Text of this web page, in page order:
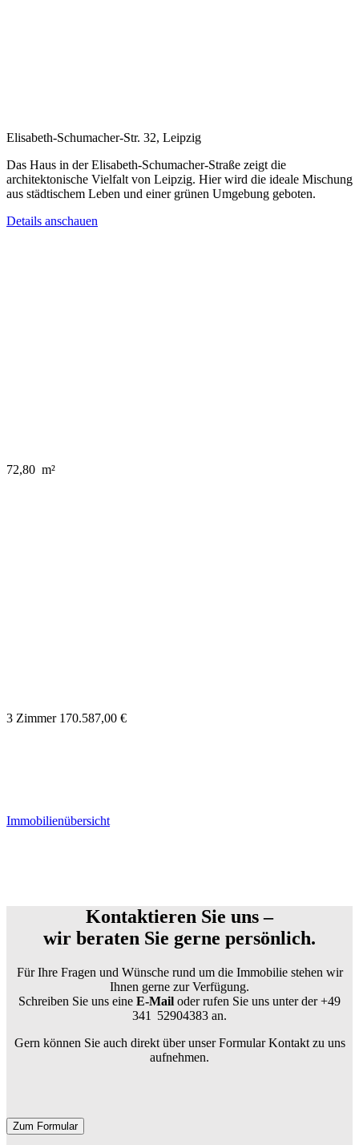
Elisabeth-Schumacher-Str. 32, Leipzig
Das Haus in der Elisabeth-Schumacher-Straße zeigt die
architektonische Vielfalt von Leipzig. Hier wird die ideale Mischung
aus städtischem Leben und einer grünen Umgebung geboten.
Details anschauen
72,80 m²
3 Zimmer 170.587,00 €
Immobilienübersicht
Kontaktieren Sie uns –
wir beraten Sie gerne persönlich.
Für Ihre Fragen und Wünsche rund um die Immobilie stehen wir
Ihnen gerne zur Verfügung.
Schreiben Sie uns eine E-Mail oder rufen Sie uns unter der +49
341 52904383 an.
Gern können Sie auch direkt über unser Formular Kontakt zu uns
aufnehmen.
Zum Formular